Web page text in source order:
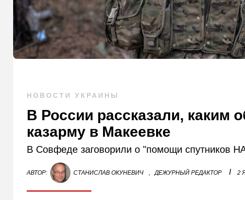
НОВОСТИ УКРАИНЫ
В России рассказали, каким
казарму в Макеевке
В Совфеде заговорили о "помощи спутников
АВТОР: СТАНИСЛАВ ОКУНЕВИЧ , ДЕЖУРНЫЙ РЕДАКТОР I 2